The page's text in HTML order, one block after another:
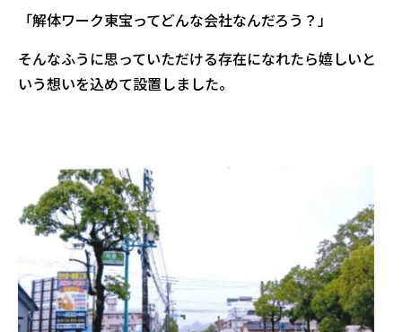
「解体ワーク東宝ってどんな会社なんだろう？」
そんなふうに思っていただける存在になれたら嬉しいと
いう想いを込めて設置しました。